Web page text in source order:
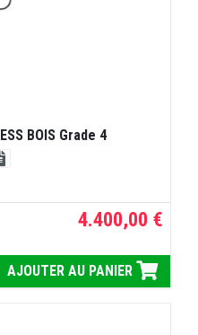
BOIS Grade 4
4.400,00 €
AJOUTER AU PANIER